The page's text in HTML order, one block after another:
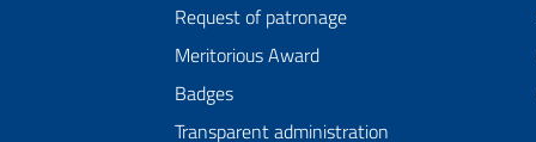
Request of patronage
Meritorious Award
Badges
Transparent administration